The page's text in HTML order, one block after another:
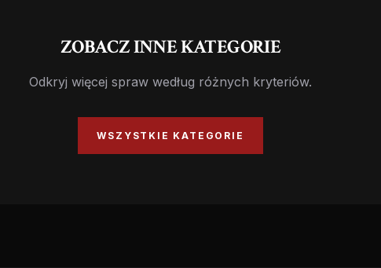
ZOBACZ INNE KATEGORIE
Odkryj więcej spraw według różnych kryteriów.
WSZYSTKIE KATEGORIE